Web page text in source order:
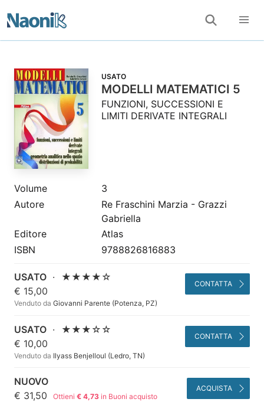
USATO
MODELLI MATEMATICI 5
FUNZIONI, SUCCESSIONI E
LIMITI DERIVATE INTEGRALI
Volume
3
Autore
Re Fraschini Marzia - Grazzi
Gabriella
Editore
Atlas
ISBN
9788826816883
USATO ·
★★★★☆
€ 15,00
Venduto da Giovanni Parente (Potenza, PZ)
CONTATTA
USATO ·
★★★☆☆
€ 10,00
Venduto da Ilyass Benjelloul (Ledro, TN)
CONTATTA
NUOVO
€ 31,50
Ottieni€ 4,73 in Buoni acquisto
ACQUISTA